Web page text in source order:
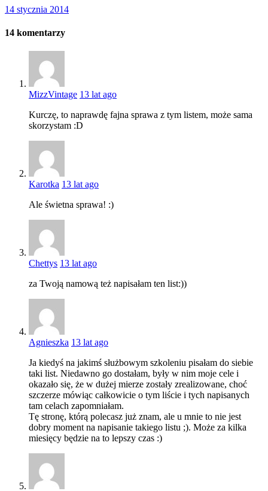
14 stycznia 2014
14 komentarzy
MizzVintage 13 lat ago
Kurczę, to naprawdę fajna sprawa z tym listem, może sama
skorzystam :D
Karotka 13 lat ago
Ale świetna sprawa! :)
Chettys 13 lat ago
za Twoją namową też napisałam ten list:))
Agnieszka 13 lat ago
Ja kiedyś na jakimś służbowym szkoleniu pisałam do siebie
taki list. Niedawno go dostałam, były w nim moje cele i
okazało się, że w dużej mierze zostały zrealizowane, choć
szczerze mówiąc całkowicie o tym liście i tych napisanych
tam celach zapomniałam.
Tę stronę, którą polecasz już znam, ale u mnie to nie jest
dobry moment na napisanie takiego listu ;). Może za kilka
miesięcy będzie na to lepszy czas :)